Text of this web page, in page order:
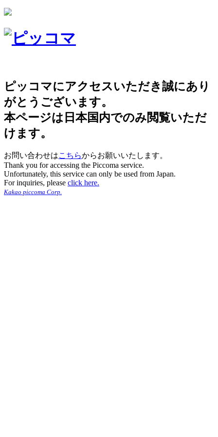
ピッコマにアクセスいただき誠にあり
がとうございます。
本ページは日本国内でのみ閲覧いただ
けます。
お問い合わせはこちらからお願いいたします。
Thank you for accessing the Piccoma service.
Unfortunately, this service can only be used from Japan.
For inquiries, please click here.
Kakao piccoma Corp.